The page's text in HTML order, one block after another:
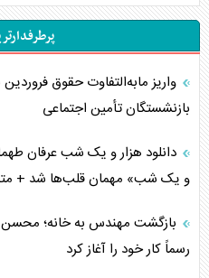
اربعین، کابوس مشترک تل‌آویو-
برنامه هفتم توسعه در نقطه کور
اوکراین بازوی مخرب آمریکا در
اهمیت راهبردی اردن برای آمریکا
پیام، ظرفیت بالفعل‌نشده تجارت
بازنشستگان تأمین اجتماعی
دانلود هزار و یک شب عرفان
و یک شب» مهمان قلب‌ها شد +
بازگشت مهندس به خانه؛ محسن
رسماً کار خود را آغاز کرد